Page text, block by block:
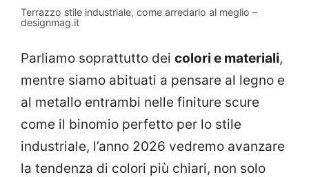
Terrazzo stile industriale, come arredarlo al meglio –
designmag.it
Parliamo soprattutto dei colori e materiali,
mentre siamo abituati a pensare al legno e
al metallo entrambi nelle finiture scure
come il binomio perfetto per lo stile
industriale, l’anno 2026 vedremo avanzare
la tendenza di colori più chiari, non solo